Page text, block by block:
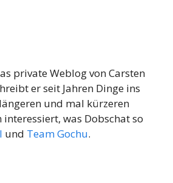
private Weblog von Carsten
er seit Jahren Dinge ins
und mal kürzeren
interessiert, was Dobschat so
und Team Gochu.